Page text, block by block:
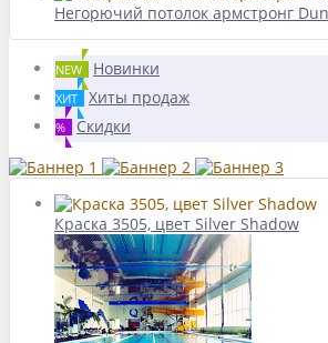
Негорючий потолок армстронг
NEW Новинки
ХИТ Хиты продаж
% Скидки
Краска 3505, цвет Silver Shadow